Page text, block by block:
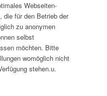
Webseiten-
die für den Betrieb der
zu anonymen
selbst
möchten. Bitte
womöglich nicht
stehen.u.